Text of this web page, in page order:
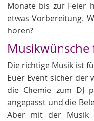
Monate bis zur Feier
etwas Vorbereitung.
hören?
Musikwünsche
Die richtige Musik ist
Euer Event sicher der
die Chemie zum DJ
angepasst und die
Aber mit der Musik